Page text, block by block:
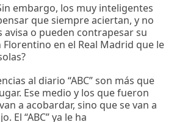
embargo, los muy inteligentes
que siempre aciertan, y no
avisa o pueden contrapesar su
Florentino en el Real Madrid que le
al diario “ABC” son más que
Ese medio y los que fueron
a acobardar, sino que se van a
El “ABC” ya le ha